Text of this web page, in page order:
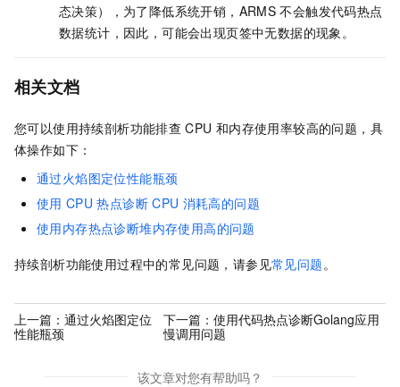
态决策），为了降低系统开销，ARMS 不会触发代码热点
数据统计，因此，可能会出现页签中无数据的现象。
相关文档
您可以使用持续剖析功能排查 CPU 和内存使用率较高的问题，具
体操作如下：
通过火焰图定位性能瓶颈
使用 CPU 热点诊断 CPU 消耗高的问题
使用内存热点诊断堆内存使用高的问题
持续剖析功能使用过程中的常见问题，请参见常见问题 。
上一篇： 通过火焰图定位
性能瓶颈
下一篇：使用代码热点诊断Golang应用
慢调用问题
该文章对您有帮助吗？